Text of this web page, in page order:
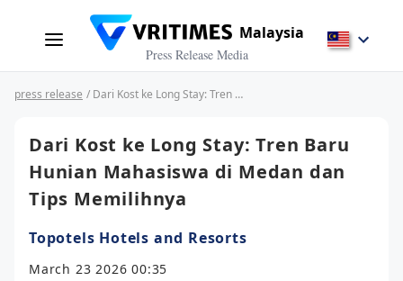
Malaysia
Press Release Media
press release / Dari Kost ke Long Stay: Tren Baru Hunian Mahasiswa di Medan dan Tips Memilihnya
Dari Kost ke Long Stay: Tren Baru
Hunian Mahasiswa di Medan dan
Tips Memilihnya
Topotels Hotels and Resorts
March 23 2026 00:35